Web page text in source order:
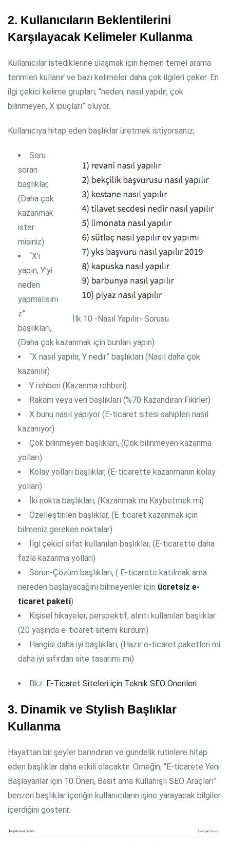
2. Kullanıcıların Beklentilerini
Karşılayacak Kelimeler Kullanma
Kullanıcılar istediklerine ulaşmak için hemen temel arama
terimleri kullanır ve bazı kelimeler daha çok ilgileri çeker. En
ilgi çekici kelime grupları; “neden, nasıl yapılır, çok
bilinmeyen, X ipuçları” oluyor.
Kullanıcıya hitap eden başlıklar üretmek istiyorsanız;
İlk 10 -Nasıl Yapılır- Sorusu
Soru
soran
başlıklar,
(Daha çok
kazanmak
ister
misiniz)
“X’i
yapın, Y’yi
neden
yapmalısını
z”
başlıkları,
(Daha çok kazanmak için bunları yapın)
“X nasıl yapılır, Y nedir” başlıkları (Nasıl daha çok
kazanılır)
Y rehberi (Kazanma rehberi)
Rakam veya veri başlıkları (%70 Kazandıran Fikirler)
X bunu nasıl yapıyor (E-ticaret sitesi sahipleri nasıl
kazanıyor)
Çok bilinmeyen başlıkları, (Çok bilinmeyen kazanma
yolları)
Kolay yolları başlıklar, (E-ticarette kazanmanın kolay
yolları)
İki nokta başlıkları, (Kazanmak mı Kaybetmek mi)
Özelleştirilen başlıklar, (E-ticaret kazanmak için
bilmeniz gereken noktalar)
İlgi çekici sıfat kullanılan başlıklar, (E-ticarette daha
fazla kazanma yolları)
Sorun-Çözüm başlıkları, ( E-ticarete katılmak ama
nereden başlayacağını bilmeyenler için ücretsiz e-
ticaret paketi)
Kişisel hikayeler, perspektif, alıntı kullanılan başlıklar
(20 yaşında e-ticaret sitemi kurdum)
Hangisi daha iyi başlıkları, (Hazır e-ticaret paketleri mi
daha iyi sıfırdan site tasarımı mı)
Bkz: E-Ticaret Siteleri için Teknik SEO Önerileri
3. Dinamik ve Stylish Başlıklar
Kullanma
Hayattan bir şeyler barındıran ve gündelik rutinlere hitap
eden başlıklar daha etkili olacaktır. Örneğin; “E-ticarete Yeni
Başlayanlar için 10 Öneri, Basit ama Kullanışlı SEO Araçları”
benzeri başlıklar içeriğin kullanıcıların işine yarayacak bilgiler
içerdiğini gösterir.